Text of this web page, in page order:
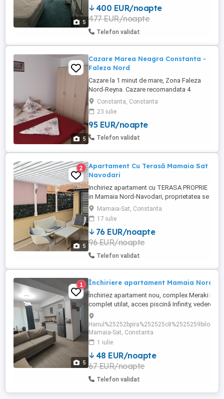
5
superbă către Lacul Racilor și poziționare
liniștită, departe de aglomerația liftului.
Capacitate ...
400 EUR/noapte
477 EUR/noapte
Telefon validat
5
Cazare Marea Neagra Constanta -
Faleza Nord
Cazare la 1 minut de mare, Zona Faleza
Nord-Reyna. Cazare recomandata 4
persoane (4 adulti sau 2 adulti + 2 copii);
500lei: 01-30 06 și 01-30 09 600lei: 01-14
07 și 18-31 08 700lei: 15 07-18 08
Apartament 2 camere, bucatarie utilata,
baie. Living: canapea extensibila 180x200;
Constanta, Constanta
23 iulie
95 EUR/noapte
Telefon validat
5
2
Apartament Cu Terasă Mamaia Sat
Navodari
Inchiriez apartament cu TERASA PROPRIE
in Mamaia Nord-Navodari, proprietatea se
afla la 3 minute de mers pe jos fata de
plaja, in apropiere este plaja Zanzibar,
plaja Oneiro si faleza Alezzi iar la 2 min de
mers pe jos se gaseste Lidl. Apartamentul
se afla la parterul blocului nou construit,
dormitorul ...
Mamaia-Sat, Constanta
17 iulie
76 EUR/noapte
96 EUR/noapte
Telefon validat
5
1 Închiriere apartament Mamaia Nord
Închiriez apartament nou, complex Meraki
complet utilat, acces piscină Infinity, vedere la
canapeaua extensibila 200 160 în living și pat
matrimonial în dormitor Preț negociabil în
perioadă și nr de zile de cazare.
Mamaia-Sat, Constanta
1 iulie
48 EUR/noapte
67 EUR/noapte
Telefon validat